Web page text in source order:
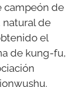
campeón de
natural de
el
de kung-fu,